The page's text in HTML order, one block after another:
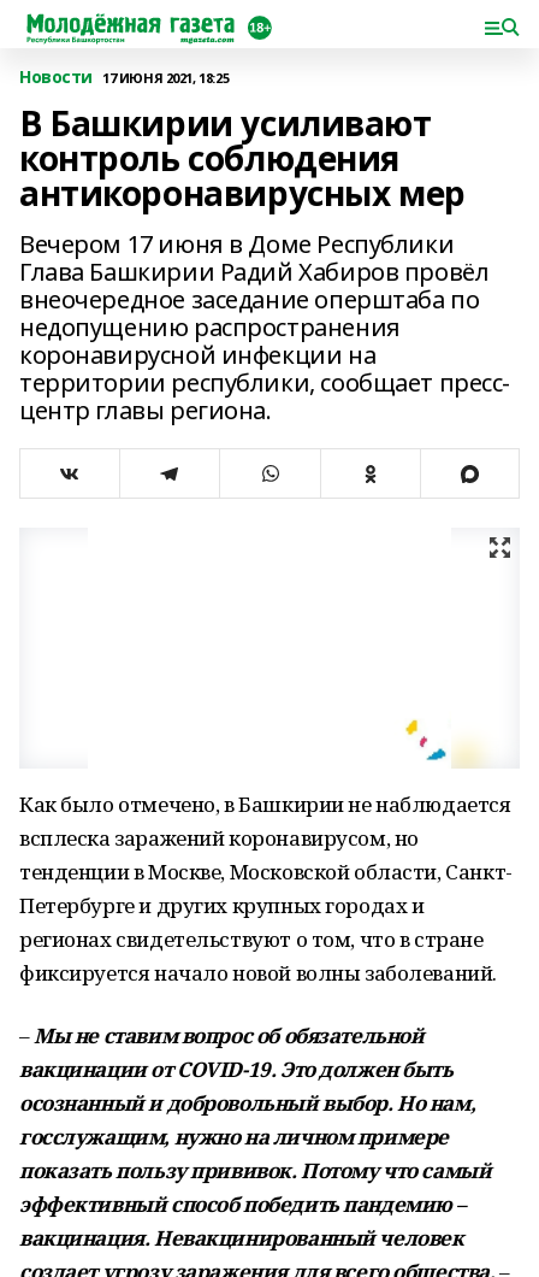
Новости 17 ИЮНЯ 2021, 18:25
В Башкирии усиливают
контроль соблюдения
антикоронавирусных мер
Вечером 17 июня в Доме Республики
Глава Башкирии Радий Хабиров провёл
внеочередное заседание оперштаба по
недопущению распространения
коронавирусной инфекции на
территории республики, сообщает пресс-
центр главы региона.
Как было отмечено, в Башкирии не наблюдается
всплеска заражений коронавирусом, но
тенденции в Москве, Московской области, Санкт-
Петербурге и других крупных городах и
регионах свидетельствуют о том, что в стране
фиксируется начало новой волны заболеваний.
–Мы не ставим вопрос об обязательной
вакцинации от COVID-19. Это должен быть
осознанный и добровольный выбор. Но нам,
госслужащим, нужно на личном примере
показать пользу прививок. Потому что самый
эффективный способ победить пандемию –
вакцинация. Невакцинированный человек